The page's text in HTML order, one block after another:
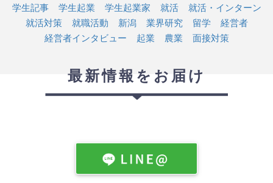
学生記事
学生起業 学生起業家 就活
就活・インターン
就活対策
就職活動 新潟 業界研究 留学
経営者
経営者インタビュー
起業 農業 面接対策
最新情報をお届け